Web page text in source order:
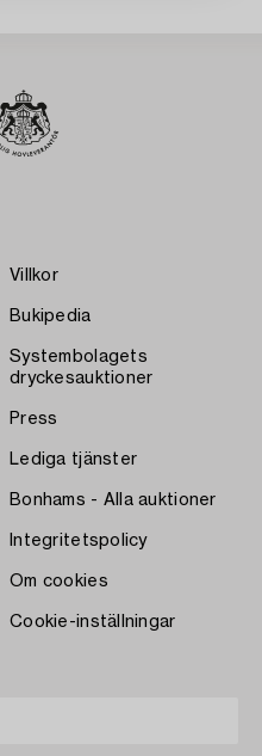
Villkor
Bukipedia
Systembolagets
dryckesauktioner
Press
Lediga tjänster
Bonhams - Alla auktioner
Integritetspolicy
Om cookies
Cookie-inställningar